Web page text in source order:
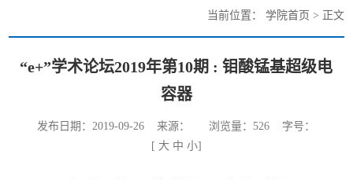
航
当前位置： 学院首页 > 正文
“e+”学术论坛2019年第10期 : 钼酸锰基超级电
容器
发布日期：2019-09-26 来源： 浏览量： 526 字号：
[ 大 中 小]